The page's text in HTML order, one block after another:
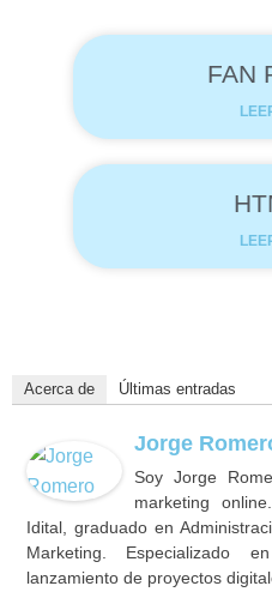
FAN
Acerca de Últimas entradas
Jorge
Soy Jorge
marketing
Idital, graduado en
Marketing. Especializado
lanzamiento de proyectos